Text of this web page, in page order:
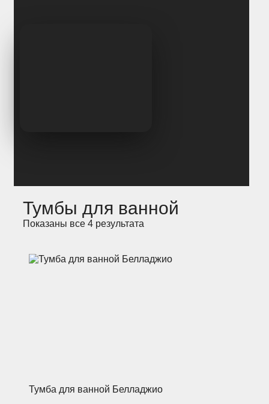
Тумбы для ванной
Показаны все 4 результата
Тумба для ванной Белладжио